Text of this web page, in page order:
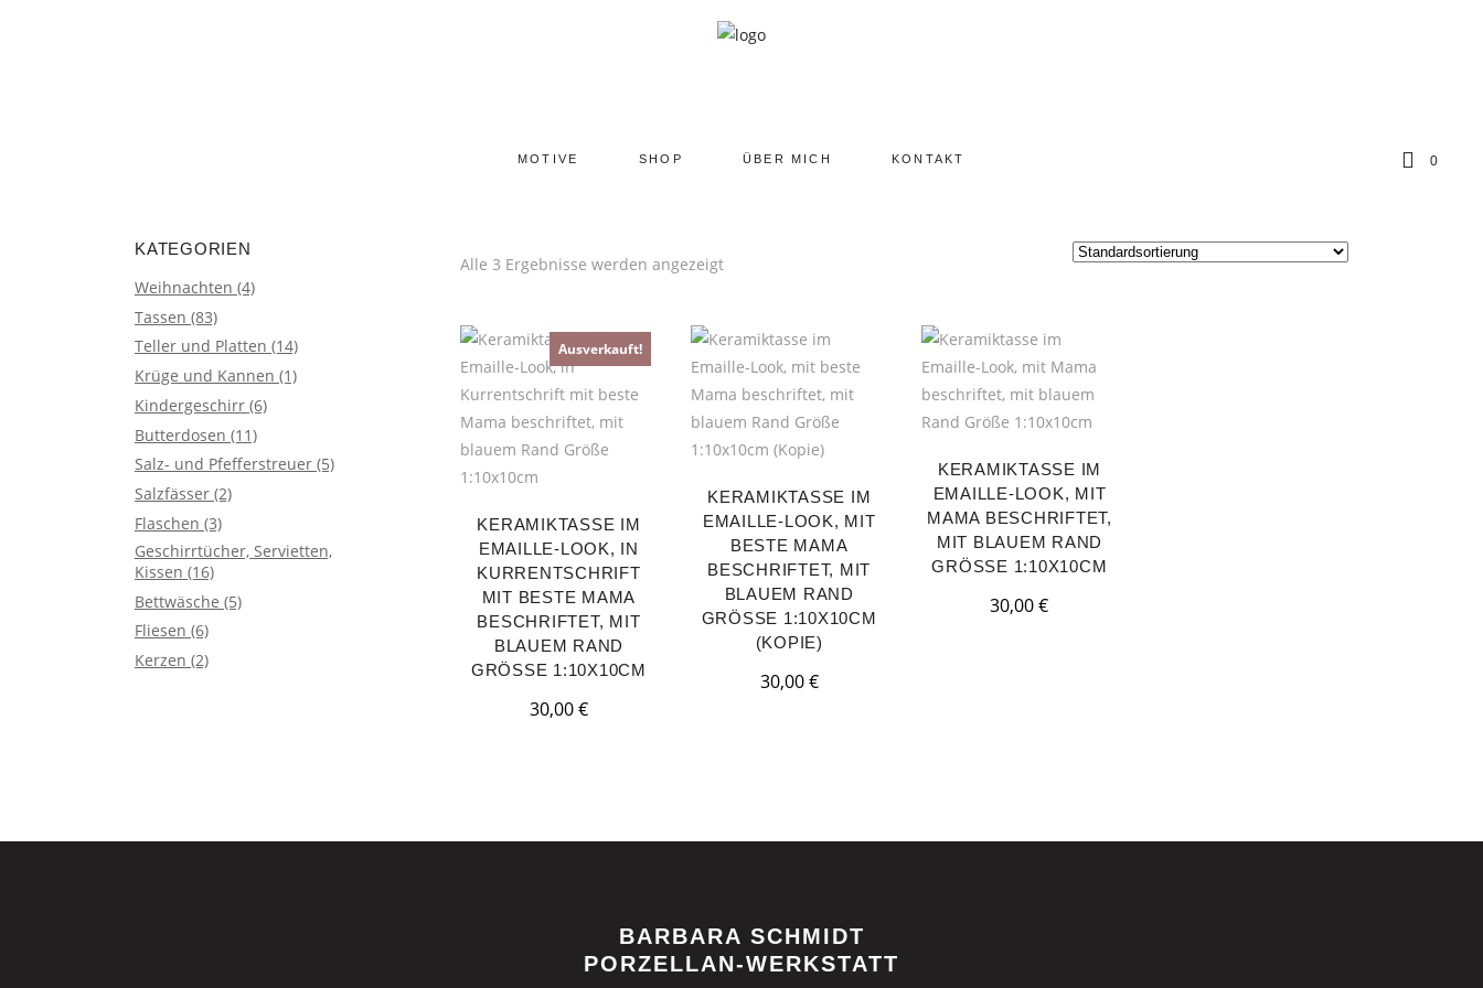
MOTIVE SHOP ÜBER MICH KONTAKT 0
Alle 3 Ergebnisse werden angezeigt
Ausverkauft!
KERAMIKTASSE IM
EMAILLE-LOOK, IN
KURRENTSCHRIFT
MIT BESTE MAMA
BESCHRIFTET, MIT
BLAUEM RAND
GRÖSSE 1:10X10CM
30,00€
KERAMIKTASSE IM
EMAILLE-LOOK, MIT
BESTE MAMA
BESCHRIFTET, MIT
BLAUEM RAND
GRÖSSE 1:10X10CM (
KOPIE)
30,00€
KERAMIKTASSE IM
EMAILLE-LOOK, MIT
MAMA BESCHRIFTET,
MIT BLAUEM RAND
GRÖSSE 1:10X10CM
30,00€
KATEGORIEN
Weihnachten (4)
Tassen (83)
Teller und Platten (14)
Krüge und Kannen (1)
Kindergeschirr (6)
Butterdosen (11)
Salz- und Pfefferstreuer (5)
Salzfässer (2)
Flaschen (3)
Geschirrtücher, Servietten,
Kissen (16)
Bettwäsche (5)
Fliesen (6)
Kerzen (2)
BARBARA SCHMIDT
PORZELLAN-WERKSTATT